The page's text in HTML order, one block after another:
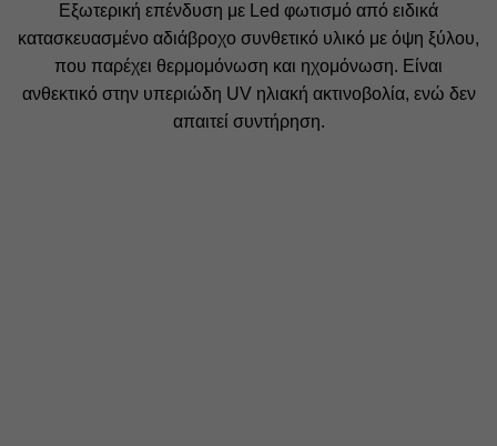
Εξωτερική επένδυση με Led φωτισμό από ειδικά
κατασκευασμένο αδιάβροχο συνθετικό υλικό με όψη ξύλου,
που παρέχει θερμομόνωση και ηχομόνωση. Είναι
ανθεκτικό στην υπεριώδη UV ηλιακή ακτινοβολία, ενώ δεν
απαιτεί συντήρηση.